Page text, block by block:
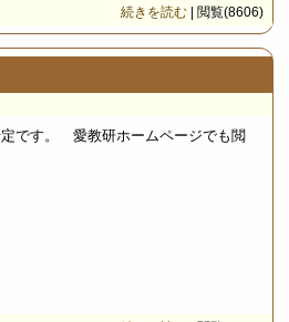
続きを読む | 閲覧(8606)
定です。 愛教研ホームページでも閲